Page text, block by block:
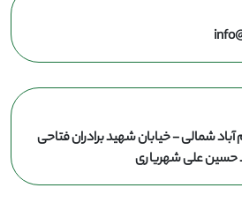
شمالی - خیابان شهید برادران فتاحی
علی شهریاری